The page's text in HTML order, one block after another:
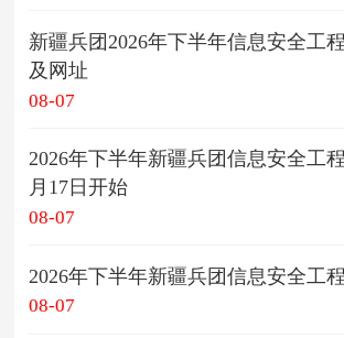
新疆兵团2026年下半年信息安全工
及网址
08-07
2026年下半年新疆兵团信息安全工
月17日开始
08-07
2026年下半年新疆兵团信息安全工
08-07